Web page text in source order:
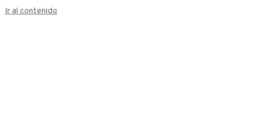
Ir al contenido